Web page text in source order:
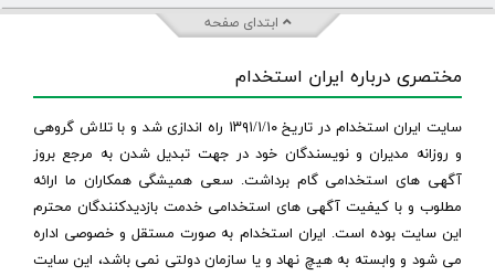
ابتدای صفحه
مختصری درباره ایران استخدام
سایت ایران استخدام در تاریخ ۱۳۹۱/۱/۱۰ راه اندازی شد و با تلاش گروهی
و روزانه مدیران و نویسندگان خود در جهت تبدیل شدن به مرجع بروز
آگهی های استخدامی گام برداشت. سعی همیشگی همکاران ما ارائه
مطلوب و با کیفیت آگهی های استخدامی خدمت بازدیدکنندگان محترم
این سایت بوده است. ایران استخدام به صورت مستقل و خصوصی اداره
می شود و وابسته به هیچ نهاد و یا سازمان دولتی نمی باشد، این سایت